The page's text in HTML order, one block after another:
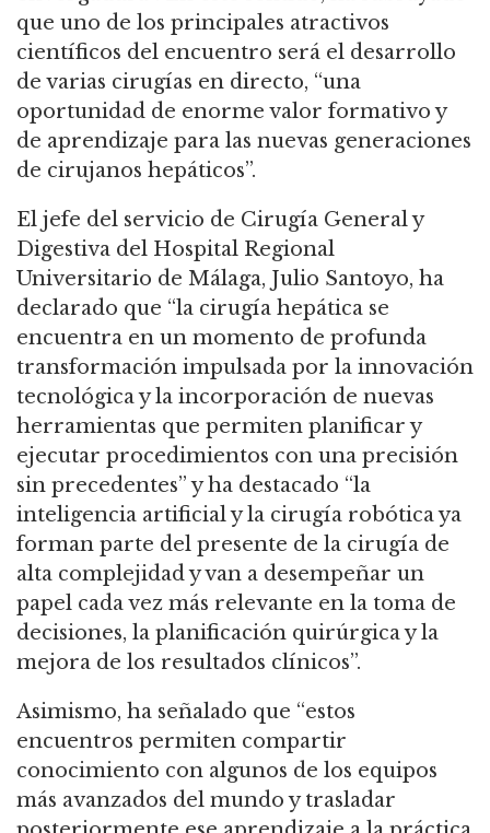
que uno de los principales atractivos
científicos del encuentro será el desarrollo
de varias cirugías en directo, “una
oportunidad de enorme valor formativo y
de aprendizaje para las nuevas generaciones
de cirujanos hepáticos”.
El jefe del servicio de Cirugía General y
Digestiva del Hospital Regional
Universitario de Málaga, Julio Santoyo, ha
declarado que “la cirugía hepática se
encuentra en un momento de profunda
transformación impulsada por la innovación
tecnológica y la incorporación de nuevas
herramientas que permiten planificar y
ejecutar procedimientos con una precisión
sin precedentes” y ha destacado “la
inteligencia artificial y la cirugía robótica ya
forman parte del presente de la cirugía de
alta complejidad y van a desempeñar un
papel cada vez más relevante en la toma de
decisiones, la planificación quirúrgica y la
mejora de los resultados clínicos”.
Asimismo, ha señalado que “estos
encuentros permiten compartir
conocimiento con algunos de los equipos
más avanzados del mundo y trasladar